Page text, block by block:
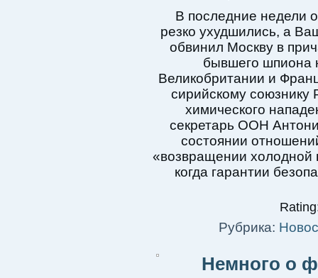
В последние недели
резко ухудшились, а
обвинил Москву в
бывшего шпиона
Великобритании и
сирийскому союзнику
химического
секретарь ООН
состоянии
«возвращении холодной
когда гарантии
Рубрика:
Немного о